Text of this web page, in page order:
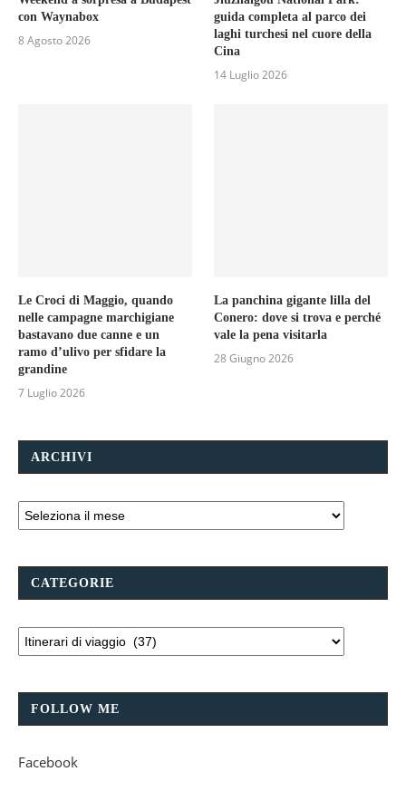
con Waynabox
8 Agosto 2026
guida completa al parco dei
laghi turchesi nel cuore della
Cina
14 Luglio 2026
Le Croci di Maggio, quando
nelle campagne marchigiane
bastavano due canne e un
ramo d’ulivo per sfidare la
grandine
7 Luglio 2026
La panchina gigante lilla del
Conero: dove si trova e perché
vale la pena visitarla
28 Giugno 2026
ARCHIVI
CATEGORIE
FOLLOW ME
Facebook